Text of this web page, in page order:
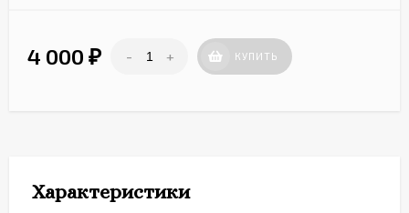
4 000 ₽ - + КУПИТЬ
Характеристики